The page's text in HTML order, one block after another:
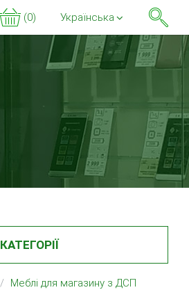
(0) Українська
КАТЕГОРІЇ
Меблі для магазину з ДСП